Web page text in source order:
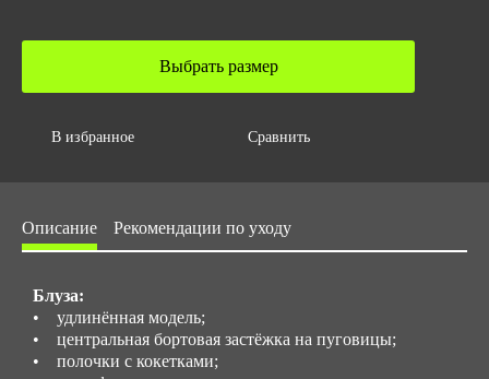
Объем упаковки,м3
Выбрать размер
В избранное Сравнить
Описание Рекомендации по уходу
Блуза:
• удлинённая модель;
• центральная бортовая застёжка на пуговицы;
• полочки с кокетками;